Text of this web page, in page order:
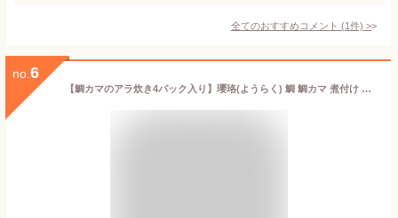
全てのおすすめコメント (1件) >
no. 6
【鯛カマのアラ炊き4パック入り】瓔珞(ようらく) 鯛 鯛カマ 煮付け 和食 日本料理 箱根 名物 ギフト 贈り物 お中元 お歳暮 敬老の日 高級 料亭 老舗 レンジ お手軽 お取り寄せ グルメ CAS冷凍 ホンマでっかTV